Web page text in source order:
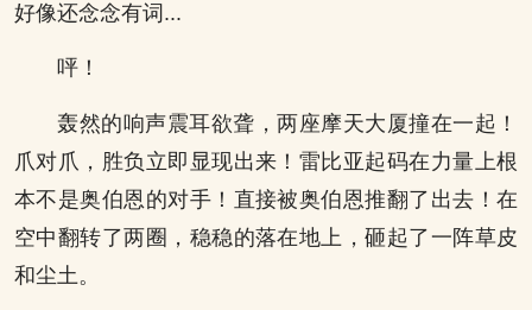
好像还念念有词...
呯！
轰然的响声震耳欲聋，两座摩天大厦撞在一起！
爪对爪，胜负立即显现出来！雷比亚起码在力量上根
本不是奥伯恩的对手！直接被奥伯恩推翻了出去！在
空中翻转了两圈，稳稳的落在地上，砸起了一阵草皮
和尘土。